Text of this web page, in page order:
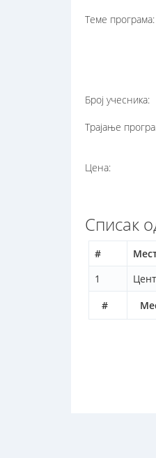
Теме програма:
Број учесника:
Трајање
Цена:
Списак
#
#
1